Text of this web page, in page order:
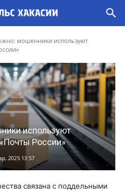
мошенники используют
используют
России»
2025 13:57
связана с поддельными